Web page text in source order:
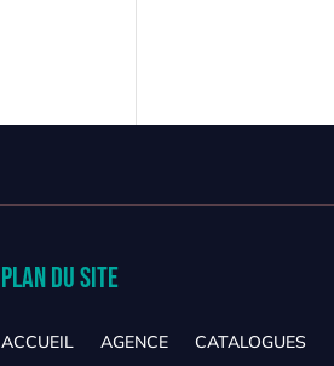
Plan du site
ACCUEIL AGENCE CATALOGUES